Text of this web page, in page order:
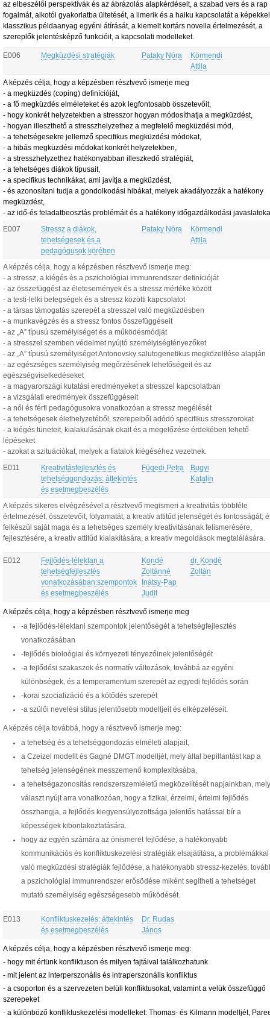
az elbeszélői perspektívák és az ábrázolás alapkérdéseit, a szabad vers és a rap
fogalmát, alkotói gyakorlatba ültetését, a limerik és a haiku kapcsolatát a
klasszikus példaanyag egyéni átírását, a kiemelt kortárs novella értelmezését, a
szereplők jelentésképző funkcióit, a kapcsolati modelleket.
E006 Megküzdési stratégiák Pataky Nóra
Körmendi
Attila
A képzés célja, hogy a képzésben résztvevő ismerje meg
- a megküzdés (coping) definícióját,
- a fő megküzdés elméleteket és azok legfontosabb összetevőit,
- hogy konkrét helyzetekben a stresszor hogyan módosíthatja a megküzdést,
- hogyan illeszthető a stresszhelyzethez a megfelelő megküzdési mód,
- a tehetségesekre jellemző specifikus megküzdési módokat,
- a hibás megküzdési módokat konkrét helyzetekben,
- a stresszhelyzethez hatékonyabban illeszkedő stratégiát,
- a tehetséges diákok típusait,
- a specifikus technikákat, ami javítja a megküzdést,
- és azonosítani tudja a gondolkodási hibákat, melyek akadályozzák a hatékony
megküzdést,
- az idő-és feladatbeosztás problémáit és a hatékony időgazdálkodási
E007
Stressz a diákok,
tehetségesek és a
pedagógusok körében
Pataky Nóra
Körmendi
Attila
A képzés célja, hogy a képzésben résztvevő ismerje meg:
- a stressz, a kiégés és a pszichológiai immunrendszer definícióját
- az összefüggést az életesemények és a stressz mértéke között
- a testi-lelki betegségek és a stressz közötti kapcsolatot
- a társas támogatás szerepét a stresszel való megküzdésben
- a munkavégzés és a stressz fontos összefüggéseit
- az „A” típusú személyiséget és a működésmódját
- a stresszel szemben védelmet nyújtó személyiségtényezőket
- az „A” típusú személyiséget Antonovsky salutogenetikus megközelítése alapján
- az egészséges személyiség megőrzésének lehetőségeit és az
egészségviselkedéseket
- a magyarországi kutatási eredményeket a stresszel kapcsolatban
- a vizsgálati eredmények összefüggéseit
- a női és férfi pedagógusokra vonatkozóan a stressz megélését
- a tehetségesek élethelyzetéből, szerepeiből adódó specifikus stresszorokat
- a kiégés tüneteit, kialakulásának okait és a megelőzése érdekében tehető
lépéseket
- azokat a szituációkat, melyek a fiatalok kiégéséhez vezetnek.
E011
Kreativitásfejlesztés és
tehetséggondozás: áttekintés
és esetmegbeszélés
Fügedi Petra
Bugyi
Katalin
A képzés sikeres elvégzésével a résztvevő megismeri a kreativitás többféle
értelmezését, összetevőit, folyamatát, a kreatív attitűd jelenségét és fontosságát;
felkészül saját maga és a tehetséges személy kreativitásának felismerésére,
fejlesztésére, a kreatív attitűd kialakítására, a kreatív megoldások megtalálására.
E012
Fejlődés-lélektan a
tehetségfejlesztés
vonatkozásában:szempontok
és esetmegbeszélés
Kondé
Zoltánné
Inátsy-Pap
Judit
dr. Kondé
Zoltán
A képzés célja, hogy a képzésben résztvevő ismerje meg
-a fejlődés-lélektani szempontok jelentőségét a tehetségfejlesztés
vonatkozásában
-fejlődés bioloógiai és környezeti tényezőinek jelentőségét
-a fejlődési szakaszok és normatív változások, továbbá az egyéni
különbségek, és a temperamentum szerepét az egyedi fejlődés során
-korai szocializáció és a kötődés szerepét
-a szülői nevelési stílus jelentősebb modelljeit és elképzeléseit.
A képzés célja továbbá, hogy a résztvevő ismerje meg:
a tehetség és a tehetséggondozás elméleti alapjait,
a Czeizel modellt és Gagné DMGT modelljét, mely által bepillantást kap a
tehetség jelenségének messzemenő komplexitásába,
a tehetségazonosítás rendszerszemléletű megközelítését napjainkban, mely
választ nyújt arra vonatkozóan, hogy a fizikai, érzelmi, értelmi fejlődés
összhangja, a fejlődés kiegyensúlyozottsága jelentős hatással bír a
képességek kibontakoztatására.
hogy az egyén számára az önismeret fejlődése, a hatékonyabb
kommunikációs és konfliktuskezelési stratégiák elsajátítása, a problémákkal
való megküzdési stratégiák fejlődése, a hatékonyabb stressz-kezelés,
a pszichológiai immunrendszer erősödése miként segítheti a tehetséget
mutató személyiség egészségesebb működését.
E013
Konfliktuskezelés: áttekintés
és esetmegbeszélés
Dr. Rudas
János
A képzés célja, hogy a képzésben résztvevő ismerje meg:
- hogy mit értünk konfliktuson és milyen fajtáival találkozhatunk
- mit jelent az interperszonális és intraperszonális konfliktus
- a csoporton és a szervezeten belüli konfliktusokat, valamint a velük összefüggő
szerepeket
- a különböző konfliktuskezelési modelleket: Thomas- és Kilmann modelljét,